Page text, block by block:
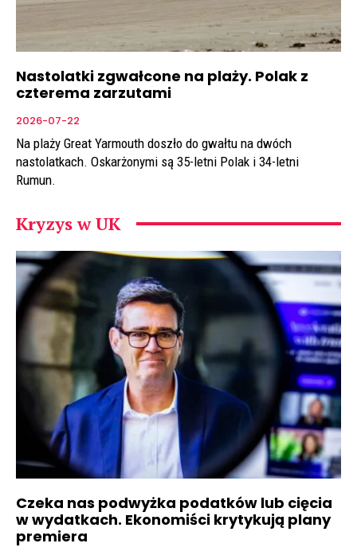
Nastolatki zgwałcone na plaży. Polak z
czterema zarzutami
2026-07-22
Na plaży Great Yarmouth doszło do gwałtu na dwóch
nastolatkach. Oskarżonymi są 35-letni Polak i 34-letni
Rumun.
Kryzys w UK
Czeka nas podwyżka podatków lub cięcia
w wydatkach. Ekonomiści krytykują plany
premiera